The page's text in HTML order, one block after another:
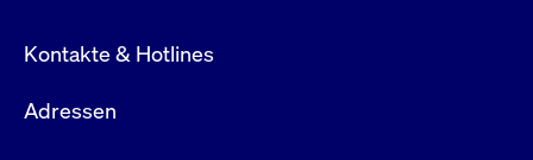
Kontakte & Hotlines
Adressen